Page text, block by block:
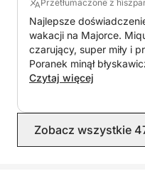
kambuz/salon.
sternikiem Miquelem
mil morskich po
zdatna do żeglugi i
dzieciństwa,
odwiedzenia i lokalną
Przetłumaczone z
Najlepsze
wakacji na Majorce.
czarujący, super miły i
Poranek minął
bawiliśmy się znakomicie.
Czytaj więcej
Zobacz wszystkie